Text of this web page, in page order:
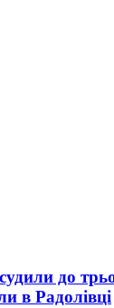
до
в Радолівці